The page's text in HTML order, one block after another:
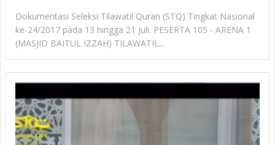
Dokumentasi Seleksi Tilawatil Quran (STQ) Tingkat Nasional
ke-24/2017 pada 13 hingga 21 Juli. PESERTA 105 - ARENA 1
(MASJID BAITUL IZZAH) TILAWATIL...